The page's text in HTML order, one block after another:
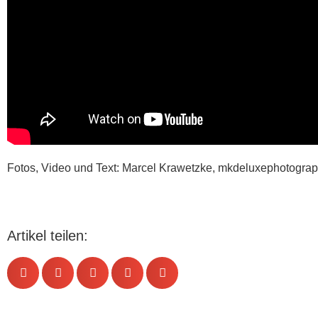
Fotos, Video und Text: Marcel Krawetzke,
Artikel teilen: